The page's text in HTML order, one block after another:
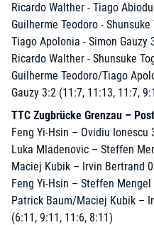
Ricardo Walther - Tiago
Guilherme Teodoro -
Tiago Apolonia - Simon Gauzy
Ricardo Walther - Shunsuke
Guilherme Teodoro/Tiago
Gauzy 3:2 (11:7, 11:13, 11:7,
TTC Zugbrücke Grenzau –
Feng Yi-Hsin – Ovidiu Ionescu
Luka Mladenovic – Steffen
Maciej Kubik – Irvin Bertrand
Feng Yi-Hsin – Steffen
Patrick Baum/Maciej Kubik –
(6:11, 9:11, 11:6, 8:11)